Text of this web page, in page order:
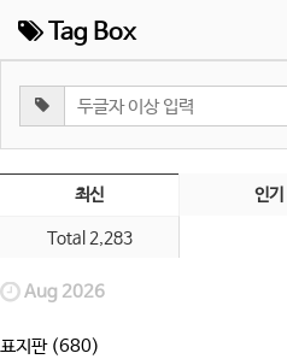
Tag Box
최신 인기
Total 2,283
Aug 2026
표지판 (680)